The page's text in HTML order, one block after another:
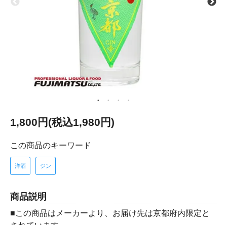
1,800円(税込1,980円)
この商品のキーワード
洋酒 ジン
商品説明
■この商品はメーカーより、お届け先は京都府内限定と